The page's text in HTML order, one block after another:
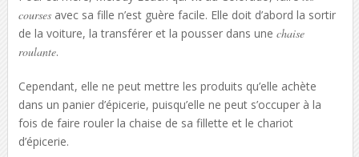
coursesavec sa fille n’est guère facile. Elle doit d’abord la sortir
de la voiture, la transférer et la pousser dans une chaise
roulante.
Cependant, elle ne peut mettre les produits qu’elle achète
dans un panier d’épicerie, puisqu’elle ne peut s’occuper à la
fois de faire rouler la chaise de sa fillette et le chariot
d’épicerie.